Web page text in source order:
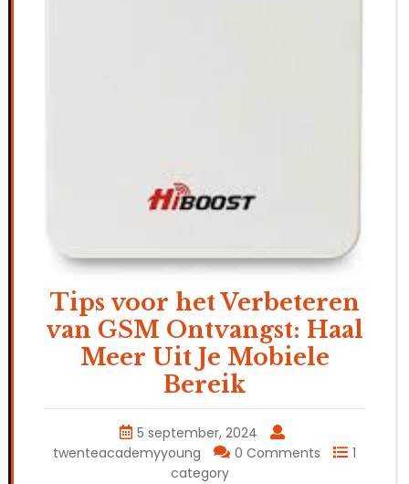
Tips voor het Verbeteren
van GSM Ontvangst: Haal
Meer Uit Je Mobiele
Bereik
5 september, 2024
twenteacademyyoung
0 Comments
1
category